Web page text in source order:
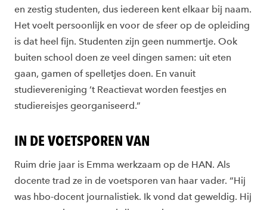
en zestig studenten, dus iedereen kent elkaar bij naam.
Het voelt persoonlijk en voor de sfeer op de opleiding
is dat heel fijn. Studenten zijn geen nummertje. Ook
buiten school doen ze veel dingen samen: uit eten
gaan, gamen of spelletjes doen. En vanuit
studievereniging ’t Reactievat worden feestjes en
studiereisjes georganiseerd.”
IN DE VOETSPOREN VAN
Ruim drie jaar is Emma werkzaam op de HAN. Als
docente trad ze in de voetsporen van haar vader. “Hij
was hbo-docent journalistiek. Ik vond dat geweldig. Hij